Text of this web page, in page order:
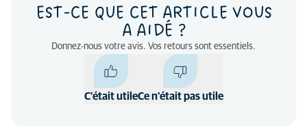
EST-CE QUE CET ARTICLE VOUS
A AIDÉ ?
Donnez-nous votre avis. Vos retours sont essentiels.
C'était utileCe n'était pas utile